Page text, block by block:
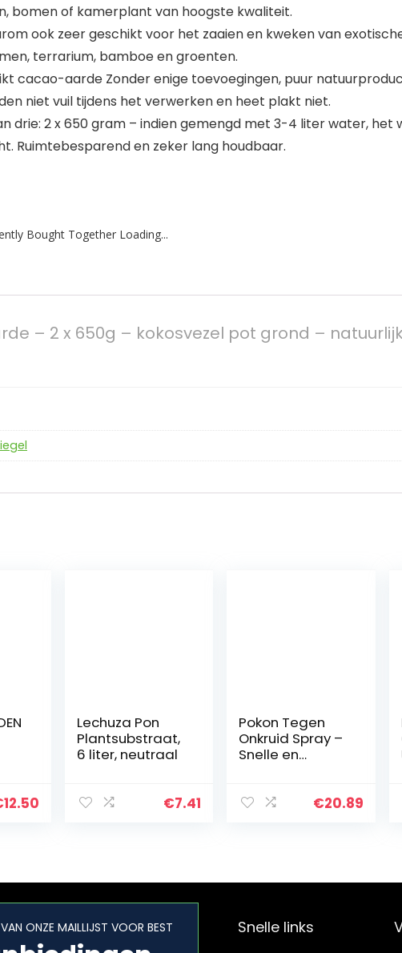
bomen of kamerplant van hoogste kwaliteit.
ook zeer geschikt voor het zaaien en kweken van
terrarium, bamboe en groenten.
cacao-aarde Zonder enige toevoegingen, puur
niet vuil tijdens het verwerken en heet plakt niet.
van drie: 2 x 650 gram – indien gemengd met 3-4 liter water,
Ruimtebesparend en zeker lang houdbaar.
Bought Together Loading...
– 2 x 650g – kokosvezel pot grond –
12.50
Lechuza Pon
Plantsubstraat,
6 liter, neutraal
€7.41
Pokon Tegen
Onkruid Spray –
Snelle en
r – Binnen 1 uur
€20.89
ONZE MAILLIJST VOOR BEST Snelle links